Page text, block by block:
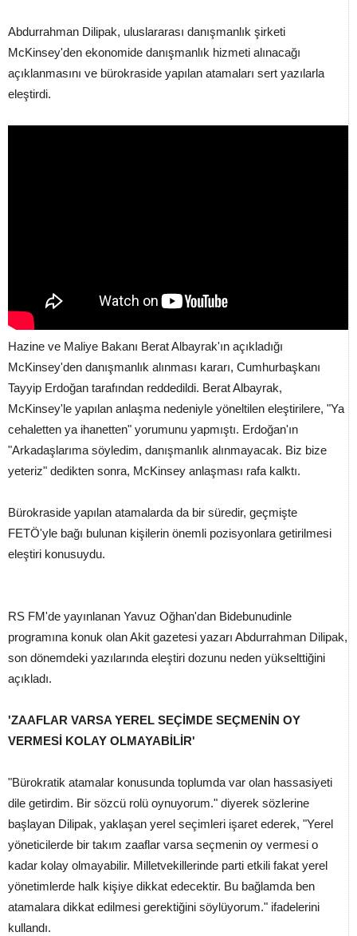
Abdurrahman Dilipak, uluslararası danışmanlık şirketi
McKinsey'den ekonomide danışmanlık hizmeti alınacağı
açıklanmasını ve bürokraside yapılan atamaları sert yazılarla
eleştirdi.
Hazine ve Maliye Bakanı Berat Albayrak'ın açıkladığı
McKinsey'den danışmanlık alınması kararı, Cumhurbaşkanı
Tayyip Erdoğan tarafından reddedildi. Berat Albayrak,
McKinsey'le yapılan anlaşma nedeniyle yöneltilen eleştirilere, "Ya
cehaletten ya ihanetten" yorumunu yapmıştı. Erdoğan'ın
"Arkadaşlarıma söyledim, danışmanlık alınmayacak. Biz bize
yeteriz" dedikten sonra, McKinsey anlaşması rafa kalktı.
Bürokraside yapılan atamalarda da bir süredir, geçmişte
FETÖ'yle bağı bulunan kişilerin önemli pozisyonlara getirilmesi
eleştiri konusuydu.
RS FM'de yayınlanan Yavuz Oğhan'dan Bidebunudinle
programına konuk olan Akit gazetesi yazarı Abdurrahman Dilipak,
son dönemdeki yazılarında eleştiri dozunu neden yükselttiğini
açıkladı.
'ZAAFLAR VARSA YEREL SEÇİMDE SEÇMENİN OY
VERMESİ KOLAY OLMAYABİLİR'
"Bürokratik atamalar konusunda toplumda var olan hassasiyeti
dile getirdim. Bir sözcü rolü oynuyorum." diyerek sözlerine
başlayan Dilipak, yaklaşan yerel seçimleri işaret ederek, "Yerel
yöneticilerde bir takım zaaflar varsa seçmenin oy vermesi o
kadar kolay olmayabilir. Milletvekillerinde parti etkili fakat yerel
yönetimlerde halk kişiye dikkat edecektir. Bu bağlamda ben
atamalara dikkat edilmesi gerektiğini söylüyorum." ifadelerini
kullandı.